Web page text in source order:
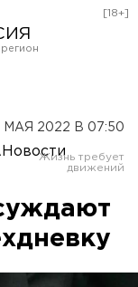
[18+]
МАЯ 2022 В 07:50